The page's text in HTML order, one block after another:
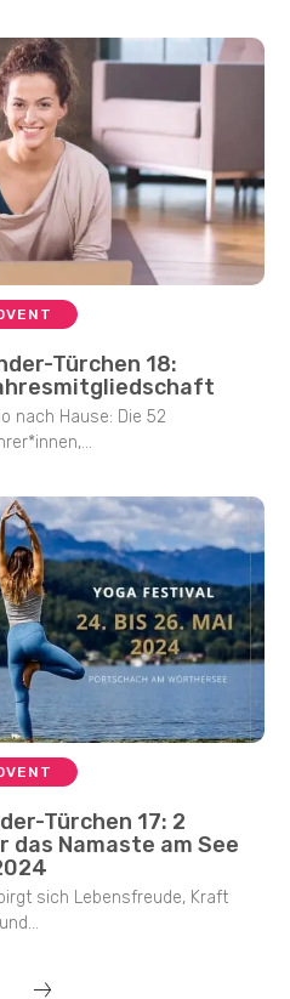
Türchen 18:
nach Hause: Die 52
Türchen 17: 2
das Namaste am See
sich Lebensfreude, Kraft
und...